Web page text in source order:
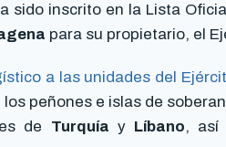
sido inscrito en la Lista
para su propietario, el
a las unidades del
los peñones e islas de
de Turquía y Líbano, así